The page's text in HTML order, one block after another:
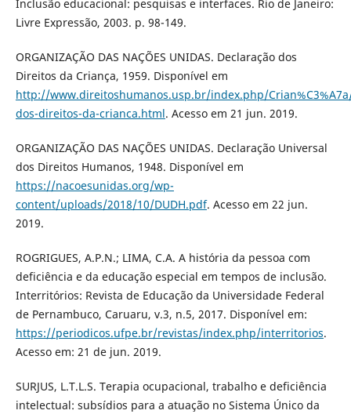
Inclusão educacional: pesquisas e interfaces. Rio de Janeiro:
Livre Expressão, 2003. p. 98-149.
ORGANIZAÇÃO DAS NAÇÕES UNIDAS. Declaração dos
Direitos da Criança, 1959. Disponível em
http://www.direitoshumanos.usp.br/index.php/
dos-direitos-da-crianca.html. Acesso em 21 jun. 2019.
ORGANIZAÇÃO DAS NAÇÕES UNIDAS. Declaração Universal
dos Direitos Humanos, 1948. Disponível em
https://nacoesunidas.org/wp-
content/uploads/2018/10/DUDH.pdf. Acesso em 22 jun.
2019.
ROGRIGUES, A.P.N.; LIMA, C.A. A história da pessoa com
deficiência e da educação especial em tempos de inclusão.
Interritórios: Revista de Educação da Universidade Federal
de Pernambuco, Caruaru, v.3, n.5, 2017. Disponível em:
https://periodicos.ufpe.br/revistas/index.php/interritorios.
Acesso em: 21 de jun. 2019.
SURJUS, L.T.L.S. Terapia ocupacional, trabalho e deficiência
intelectual: subsídios para a atuação no Sistema Único da